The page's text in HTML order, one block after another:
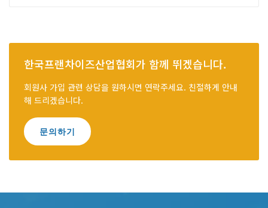
한국프랜차이즈산업협회가 함께 뛰겠습니다.
회원사 가입 관련 상담을 원하시면 연락주세요. 친절하게 안내
해 드리겠습니다.
문의하기